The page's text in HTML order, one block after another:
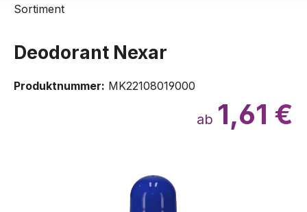
Sortiment
Deodorant Nexar
Produktnummer: MK22108019000
ab 1,61 €